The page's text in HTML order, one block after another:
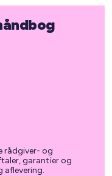
rådgiver- og
garantier og
aflevering.